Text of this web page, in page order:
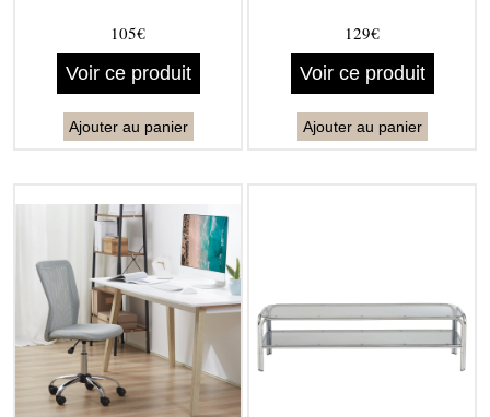
105€
Voir ce produit
Ajouter au panier
129€
Voir ce produit
Ajouter au panier